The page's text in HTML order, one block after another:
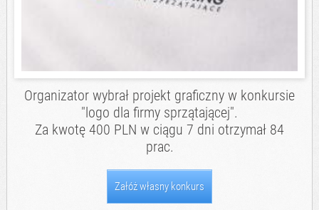
Organizator wybrał projekt graficzny w konkursie
"logo dla firmy sprzątającej".
Za kwotę 400 PLN w ciągu 7 dni otrzymał 84
prac.
Załóż własny konkurs